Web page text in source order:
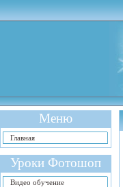
Меню
Главная
Уроки Фотошоп
Видео обучение